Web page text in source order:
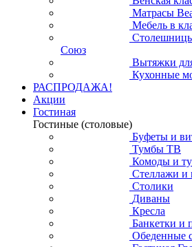
Матрасы
Мебель в
Союз
Вытяжки
Кухонные
РАСПРОДАЖА!
Акции
Гостиная
Гостиные (столовые)
Буфеты и
Тумбы ТВ
Комоды и
Стеллажи и
Столики
Диваны
Кресла
Банкетки и
Обеденные